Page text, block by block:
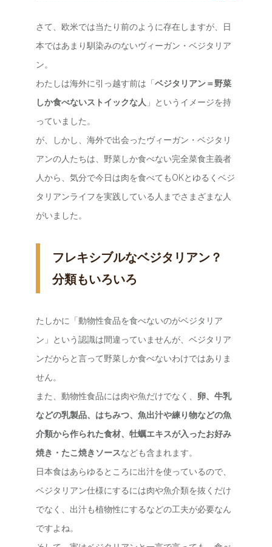
さて、欧米では当たり前のように存在しますが、日
本ではあまり馴染みのないヴィーガン・ベジタリア
ン。
わたしは海外に引っ越す前は「 ベジタリアン＝野菜
しか食べないストイックな人 」というイメージを持
っていました。
が、しかし、海外で出会ったヴィーガン・ベジタリ
アンの人たちは、野菜しか食べない完全菜食主義者
人から、気分で今日は肉を食べてもOKとゆるくベジ
タリアンライフを実践している人までさまざまな人
がいました。
フレキシブルなベジタリアン？
分類もいろいろ
たしかに「動物性食品を食べないのがベジタリア
ン」という認識は間違っていませんが、ベジタリア
ンだからと言って野菜しか食べないわけではありま
せん。
また、動物性食品には肉や魚だけでなく、 卵、牛乳
などの乳製品、はちみつ、魚出汁や練り物などの魚
介類から作られた食材、牡蠣エキスが入ったお好み
焼き・たこ焼きソースなども含まれます。
日本食はあらゆるところに出汁を使っているので、
ベジタリアン仕様にするには肉や魚介類を抜くだけ
でなく、出汁も植物性にするなどの工夫が必要なん
ですよね。